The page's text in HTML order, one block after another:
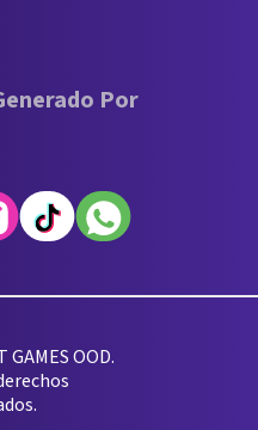
Por
GAMES OOD.